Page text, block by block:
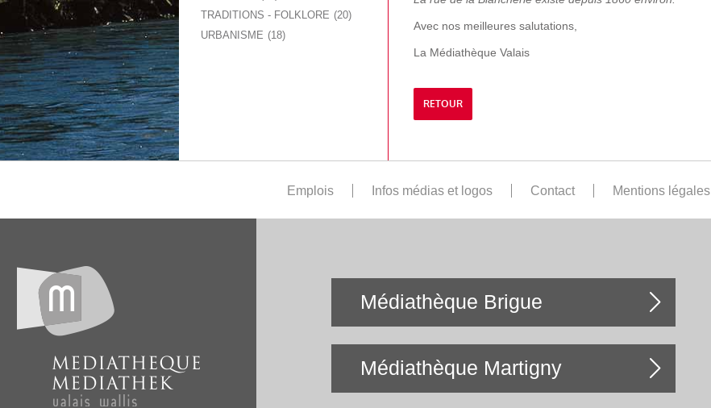
TRADITIONS - FOLKLORE
20
URBANISME
18
Avec nos meilleures salutations,
La Médiathèque Valais
RETOUR
Emplois Infos médias et logos Contact Mentions légales
Médiathèque Brigue
Médiathèque Martigny